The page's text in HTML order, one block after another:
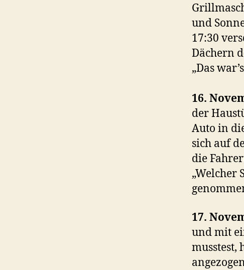
und
17:30
Dächern
„Das
16.
der
Auto in
sich auf
die
„Welcher
17.
und mit
musstest,